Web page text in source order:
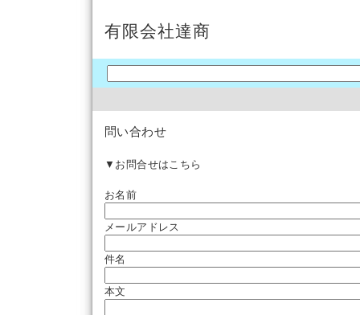
有限会社達商
問い合わせ
▼お問合せはこちら
お名前
メールアドレス
件名
本文